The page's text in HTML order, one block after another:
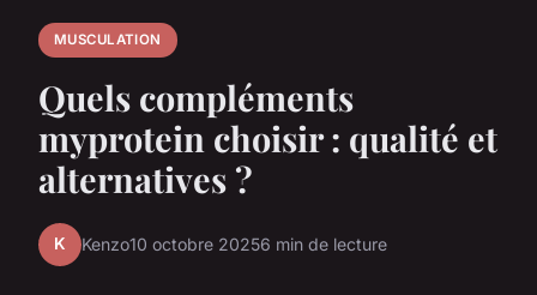
MUSCULATION
Quels compléments
myprotein choisir : qualité et
alternatives ?
K Kenzo10 octobre 20256 min de lecture